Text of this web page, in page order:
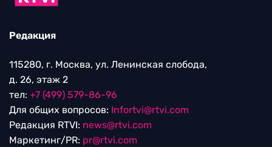
Редакция
115280, г. Москва, ул. Ленинская слобода,
д. 26, этаж 2
тел: +7 (499) 579-86-96
Для общих вопросов: Infortvi@rtvi.com
Редакция RTVI: news@rtvi.com
Маркетинг/PR: pr@rtvi.com